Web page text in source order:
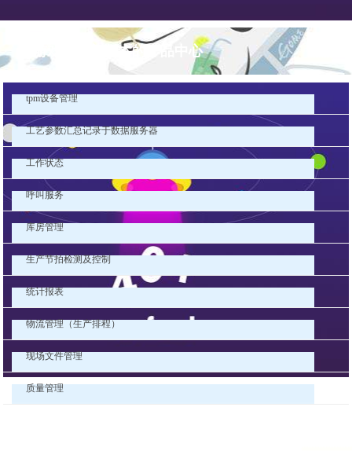
pg游戏库最新版本的产品中心
tpm设备管理
工艺参数汇总记录于数据服务器
工作状态
呼叫服务
库房管理
生产节拍检测及控制
统计报表
物流管理（生产排程）
现场文件管理
质量管理